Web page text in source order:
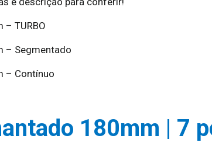
– TURBO
– Segmentado
– Contínuo
180mm | 7